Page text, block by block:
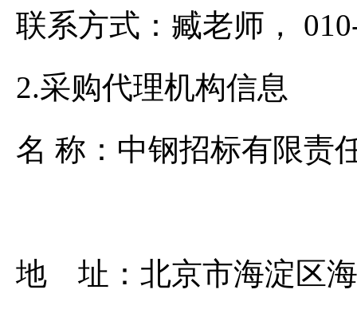
联系方式：臧老
2.采购代理机构信息
名 称：中钢
地 址：北京市海淀区